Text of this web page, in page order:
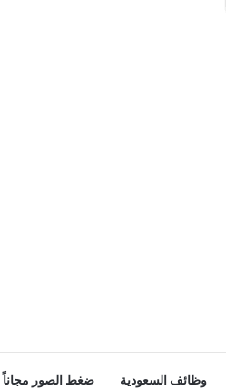
وظائف السعودية ضغط الصور مجاناً